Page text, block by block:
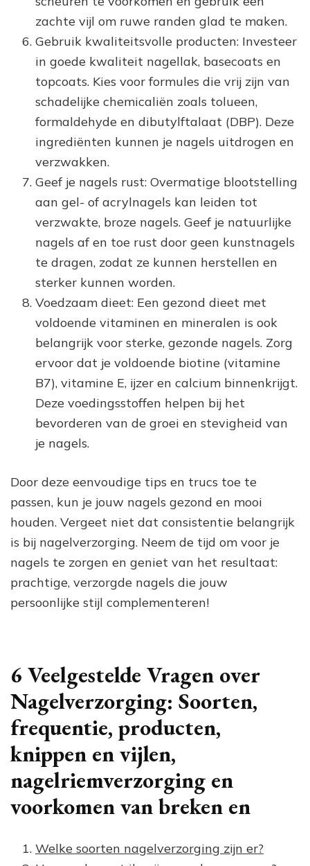
zachte vijl om ruwe randen glad te maken.
Gebruik kwaliteitsvolle producten: Investeer
in goede kwaliteit nagellak, basecoats en
topcoats. Kies voor formules die vrij zijn van
schadelijke chemicaliën zoals tolueen,
formaldehyde en dibutylftalaat (DBP). Deze
ingrediënten kunnen je nagels uitdrogen en
verzwakken.
Geef je nagels rust: Overmatige blootstelling
aan gel- of acrylnagels kan leiden tot
verzwakte, broze nagels. Geef je natuurlijke
nagels af en toe rust door geen kunstnagels
te dragen, zodat ze kunnen herstellen en
sterker kunnen worden.
Voedzaam dieet: Een gezond dieet met
voldoende vitaminen en mineralen is ook
belangrijk voor sterke, gezonde nagels. Zorg
ervoor dat je voldoende biotine (vitamine
B7), vitamine E, ijzer en calcium binnenkrijgt.
Deze voedingsstoffen helpen bij het
bevorderen van de groei en stevigheid van
je nagels.
Door deze eenvoudige tips en trucs toe te
passen, kun je jouw nagels gezond en mooi
houden. Vergeet niet dat consistentie belangrijk
is bij nagelverzorging. Neem de tijd om voor je
nagels te zorgen en geniet van het resultaat:
prachtige, verzorgde nagels die jouw
persoonlijke stijl complementeren!
6 Veelgestelde Vragen over
Nagelverzorging: Soorten,
frequentie, producten,
knippen en vijlen,
nagelriemverzorging en
voorkomen van breken en
Welke soorten nagelverzorging zijn er?